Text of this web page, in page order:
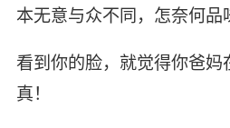
本无意与众不同，怎奈何品
看到你的脸，就觉得你爸
真！